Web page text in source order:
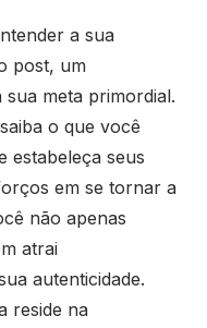
a sua
post, um
meta primordial.
o que você
estabeleça seus
em se tornar a
não apenas
atrai
autenticidade.
reside na